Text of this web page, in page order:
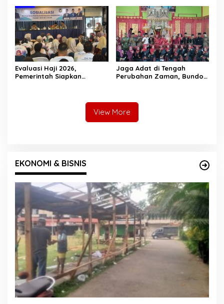
Dibangun
Evaluasi Haji 2026,
Pemerintah Siapkan
Jaga Adat di Tengah
Perubahan Zaman, Bundo
View More
EKONOMI & BISNIS